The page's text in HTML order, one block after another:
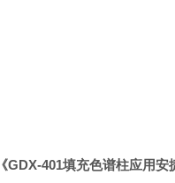
GDX-401填充色谱柱应用安